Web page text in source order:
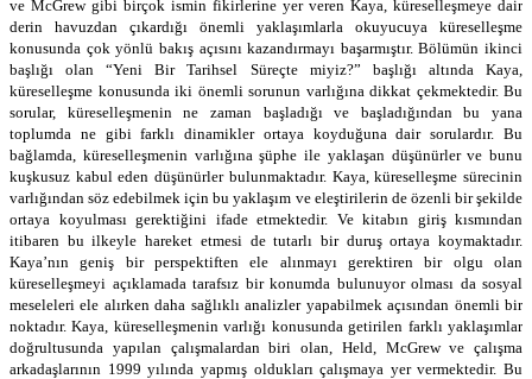
ve McGrew gibi birçok ismin fikirlerine yer veren Kaya, küreselleşmeye dair
derin havuzdan çıkardığı önemli yaklaşımlarla okuyucuya küreselleşme
konusunda çok yönlü bakış açısını kazandırmayı başarmıştır. Bölümün ikinci
başlığı olan “Yeni Bir Tarihsel Süreçte miyiz?” başlığı altında Kaya,
küreselleşme konusunda iki önemli sorunun varlığına dikkat çekmektedir. Bu
sorular, küreselleşmenin ne zaman başladığı ve başladığından bu yana
toplumda ne gibi farklı dinamikler ortaya koyduğuna dair sorulardır. Bu
bağlamda, küreselleşmenin varlığına şüphe ile yaklaşan düşünürler ve bunu
kuşkusuz kabul eden düşünürler bulunmaktadır. Kaya, küreselleşme sürecinin
varlığından söz edebilmek için bu yaklaşım ve eleştirilerin de özenli bir şekilde
ortaya koyulması gerektiğini ifade etmektedir. Ve kitabın giriş kısmından
itibaren bu ilkeyle hareket etmesi de tutarlı bir duruş ortaya koymaktadır.
Kaya’nın geniş bir perspektiften ele alınmayı gerektiren bir olgu olan
küreselleşmeyi açıklamada tarafsız bir konumda bulunuyor olması da sosyal
meseleleri ele alırken daha sağlıklı analizler yapabilmek açısından önemli bir
noktadır. Kaya, küreselleşmenin varlığı konusunda getirilen farklı yaklaşımlar
doğrultusunda yapılan çalışmalardan biri olan, Held, McGrew ve çalışma
arkadaşlarının 1999 yılında yapmış oldukları çalışmaya yer vermektedir. Bu